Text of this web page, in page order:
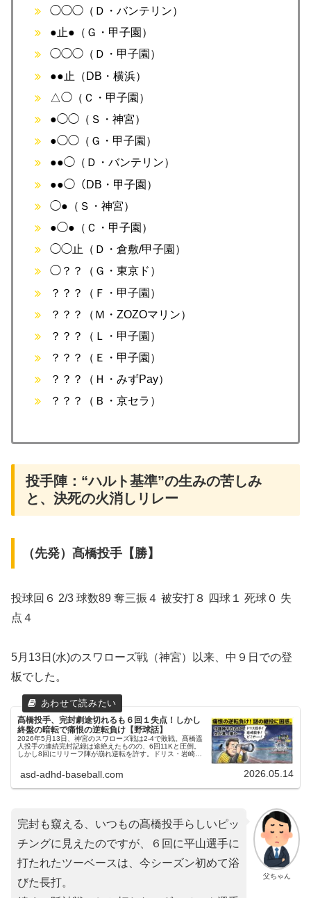
◯◯◯（Ｄ・バンテリン）
●止●（Ｇ・甲子園）
◯◯◯（Ｄ・甲子園）
●●止（DB・横浜）
△◯（Ｃ・甲子園）
●◯◯（Ｓ・神宮）
●◯◯（Ｇ・甲子園）
●●◯（Ｄ・バンテリン）
●●◯（DB・甲子園）
◯●（Ｓ・神宮）
●◯●（Ｃ・甲子園）
◯◯止（Ｄ・倉敷/甲子園）
◯？？（Ｇ・東京ド）
？？？（Ｆ・甲子園）
？？？（Ｍ・ZOZOマリン）
？？？（Ｌ・甲子園）
？？？（Ｅ・甲子園）
？？？（Ｈ・みずPay）
？？？（Ｂ・京セラ）
投手陣：“ハルト基準”の生みの苦しみ
と、決死の火消しリレー
（先発）髙橋投手【勝】
投球回６ 2/3 球数89 奪三振４ 被安打８ 四球１ 死球０ 失
点４
5月13日(水)のスワローズ戦（神宮）以来、中９日での登
板でした。
髙橋投手、完封劇途切れるも６回１失点！しかし
終盤の暗転で痛恨の逆転負け【野球話】
2026年5月13日、神宮のスワローズ戦は2-4で敗戦。髙橋遥
人投手の連続完封記録は途絶えたものの、6回11Kと圧倒。
しかし8回にリリーフ陣が崩れ逆転を許す。ドリス・岩崎不
が語ります。
asd-adhd-baseball.com 2026.05.14
父ちゃん
完封も窺える、いつもの髙橋投手らしいピッ
チングに見えたのですが、６回に平山選手に
打たれたツーベースは、今シーズン初めて浴
びた長打。